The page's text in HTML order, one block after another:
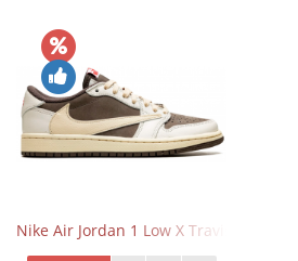
Nike Air Jordan 1 Low X Travis Scott